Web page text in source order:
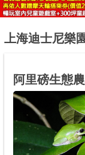
最新消息
最新留言
上海迪士尼樂
阿里磅生態